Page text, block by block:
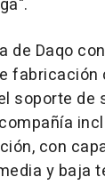
de Daqo
fabricación
soporte de
con
y baja